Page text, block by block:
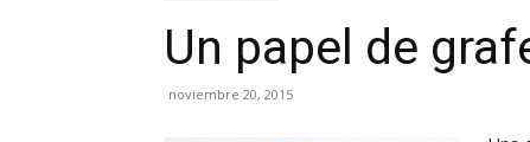
Un papel de
noviembre 20, 2015